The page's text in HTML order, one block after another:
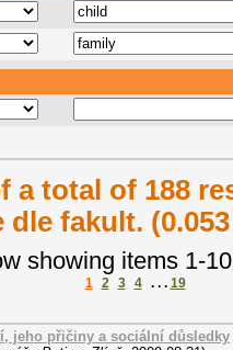
a total of 188
fakult.
showing items 1-
1 2 3 4 . . . 19
jeho přičiny a sociální důsledky